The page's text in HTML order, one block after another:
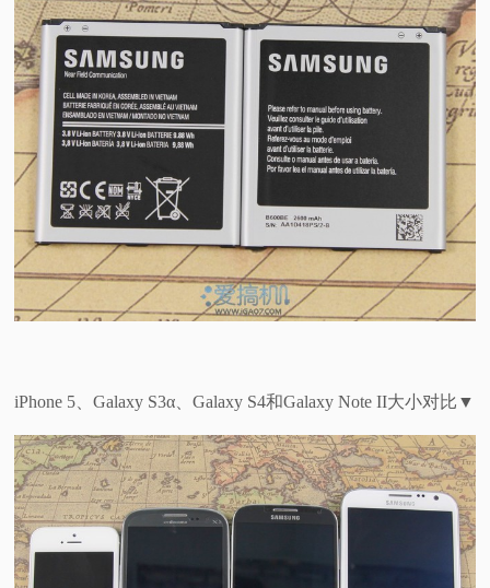
iPhone 5、Galaxy S3α、Galaxy S4和Galaxy Note II大小对比▼